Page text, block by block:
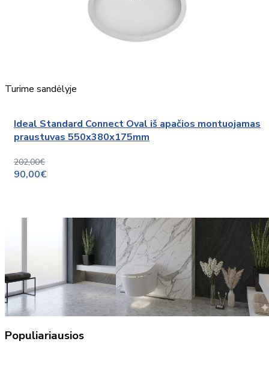
Turime sandėlyje
Ideal Standard Connect Oval iš apačios montuojamas
praustuvas 550x380x175mm
202,00€
90,00€
Populiariausios